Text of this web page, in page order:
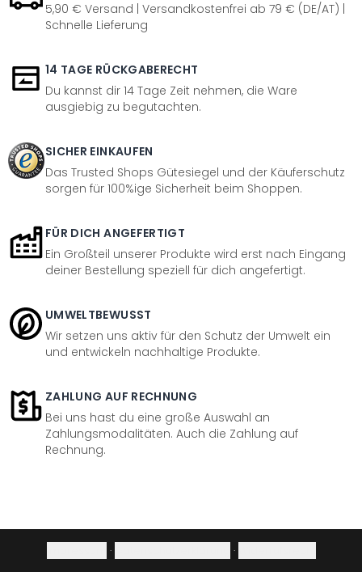
5,90 € Versand | Versandkostenfrei ab 79 € (DE/AT) |
Schnelle Lieferung
14 TAGE RÜCKGABERECHT
Du kannst dir 14 Tage Zeit nehmen, die Ware
ausgiebig zu begutachten.
SICHER EINKAUFEN
Das Trusted Shops Gütesiegel und der Käuferschutz
sorgen für 100%ige Sicherheit beim Shoppen.
FÜR DICH ANGEFERTIGT
Ein Großteil unserer Produkte wird erst nach Eingang
deiner Bestellung speziell für dich angefertigt.
UMWELTBEWUSST
Wir setzen uns aktiv für den Schutz der Umwelt ein
und entwickeln nachhaltige Produkte.
ZAHLUNG AUF RECHNUNG
Bei uns hast du eine große Auswahl an
Zahlungsmodalitäten. Auch die Zahlung auf
Rechnung.
· ·